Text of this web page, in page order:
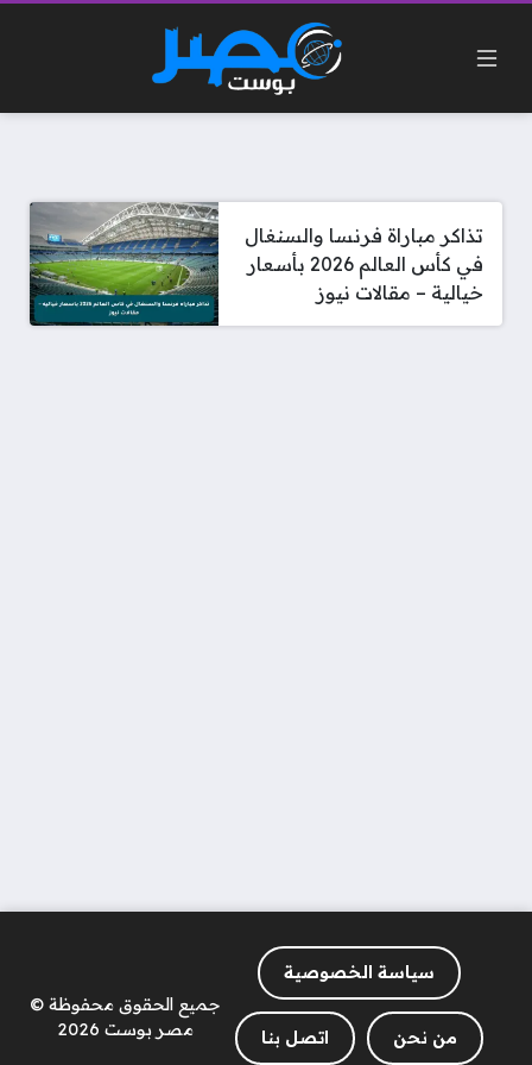
تذاكر مباراة فرنسا والسنغال
في كأس العالم 2026 بأسعار
خيالية – مقالات نيوز
سياسة الخصوصية
من نحن اتصل بنا
جميع الحقوق محفوظة ©
مصر بوست 2026